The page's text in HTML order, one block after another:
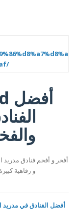
أفخر و أفخم فنادق
و رفاهية